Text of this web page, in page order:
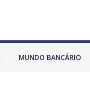
MUNDO BANCÁRIO